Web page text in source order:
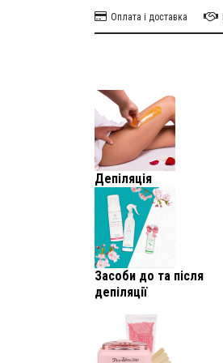
Оплата і доставка
Депіляція
Засоби до та після
депіляції